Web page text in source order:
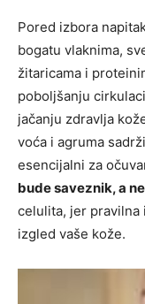
Pored izbora
bogatu vlaknima,
žitaricama i
poboljšanju
jačanju zdravlja
voća i agruma
esencijalni za
bude saveznik, a
celulita, jer pravilna
izgled vaše kože.